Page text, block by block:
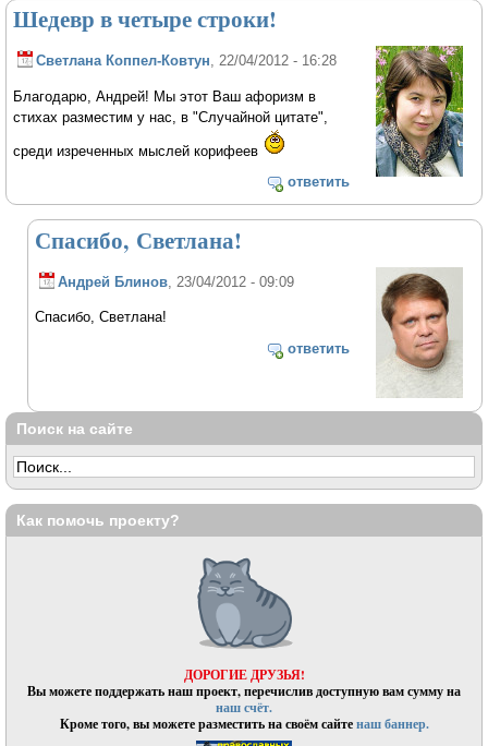
Шедевр в четыре строки!
Светлана Коппел-Ковтун , 22/04/2012 - 16:28
Благодарю, Андрей! Мы этот Ваш афоризм в
стихах разместим у нас, в "Случайной цитате",
среди изреченных мыслей корифеев
ответить
Спасибо, Светлана!
Андрей Блинов , 23/04/2012 - 09:09
Спасибо, Светлана!
ответить
Поиск на сайте
Как помочь проекту?
ДОРОГИЕ ДРУЗЬЯ!
Вы можете поддержать наш проект, перечислив доступную вам сумму на
наш счёт.
Кроме того, вы можете разместить на своём сайтенаш баннер.